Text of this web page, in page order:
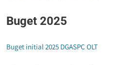
Buget 2025
Buget initial 2025 DGASPC OLT